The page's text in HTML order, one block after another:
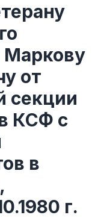
Маркову
от
секции
КСФ с
в
г.